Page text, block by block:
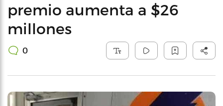
premio aumenta a $26
millones
0